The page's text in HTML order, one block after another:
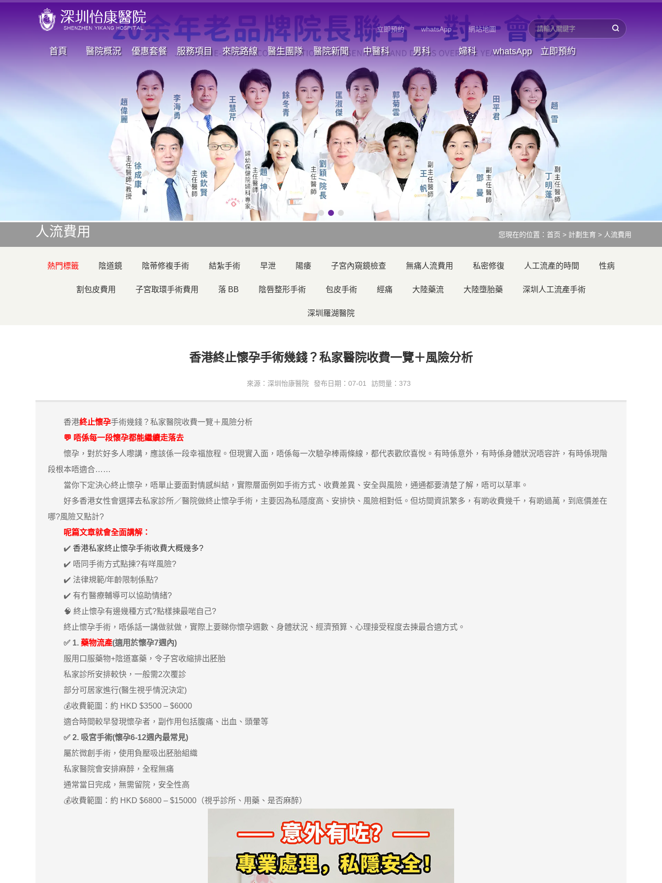
立即預約 whatsApp 網站地圖
首頁 醫院概況 優惠套餐 服務項目 來院路線 醫生團隊 醫院新聞 中醫科 男科 婦科 whatsApp 立即預約
人流費用 您現在的位置： 首页 > 計劃生育 > 人流費用
熱門標籤 陰道鏡 陰蒂修複手術 結紮手術 早泄 陽痿 子宮內窺鏡檢查 無痛人流費用 私密修復 人工流產的時間 性病
割包皮費用 子宮取環手術費用 落 BB 陰唇整形手術 包皮手術 經痛 大陸藥流 大陸墮胎藥 深圳人工流產手術
深圳羅湖醫院
香港終止懷孕手術幾錢？私家醫院收費一覽＋風險分析
來源：深圳怡康醫院 發布日期：07-01 訪問量：373
香港終止懷孕手術幾錢？私家醫院收費一覽＋風險分析
💬 唔係每一段懷孕都能繼續走落去
懷孕，對於好多人嚟講，應該係一段幸福旅程。但現實入面，唔係每一次驗孕棒兩條線，都代表歡欣喜悅。有時係意外，有時係身體狀況唔容許，有時係現階
段根本唔適合……
當你下定決心終止懷孕，唔單止要面對情感糾結，實際層面例如手術方式、收費差異、安全與風險，通通都要清楚了解，唔可以草率。
好多香港女性會選擇去私家診所／醫院做終止懷孕手術，主要因為私隱度高、安排快、風險相對低。但坊間資訊繁多，有啲收費幾千，有啲過萬，到底價差在
哪?風險又點計?
呢篇文章就會全面講解：
✔️ 香港私家終止懷孕手術收費大概幾多?
✔️ 唔同手術方式點揀?有咩風險?
✔️ 法律規範/年齡限制係點?
✔️ 有冇醫療輔導可以協助情緒?
🧠 終止懷孕有邊幾種方式?點樣揀最啱自己?
終止懷孕手術，唔係話一講做就做，實際上要睇你懷孕週數、身體狀況、經濟預算、心理接受程度去揀最合適方式。
✅ 1. 藥物流產(適用於懷孕7週內)
服用口服藥物+陰道塞藥，令子宮收縮排出胚胎
私家診所安排較快，一般需2次覆診
部分可居家進行(醫生視乎情況決定)
💰收費範圍：約 HKD $3500 – $6000
適合時間較早發現懷孕者，副作用包括腹痛、出血、頭暈等
✅ 2. 吸宮手術(懷孕6-12週內最常見)
屬於微創手術，使用負壓吸出胚胎組織
私家醫院會安排麻醉，全程無痛
通常當日完成，無需留院，安全性高
💰收費範圍：約 HKD $6800 – $15000（視乎診所、用藥、是否麻醉）